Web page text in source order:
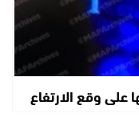
على وقع الارتفاع